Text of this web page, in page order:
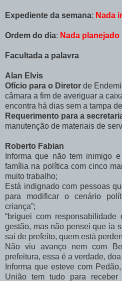
Expediente da semana: Nada
Ordem do dia: Nada planejado
Facultada a palavra
Alan Elvis
Ofício para o Diretor de
câmara a fim de averiguar a
encontra há dias sem a tampa
Requerimento para a
manutenção de materiais de
Roberto Fabian
Informa que não tem inimigo
família na política com cinco
muito trabalho;
Está indignado com pessoas
para modificar o cenário
criança”;
“briguei com
gestão, mas não pensei que ia
sai de prefeito, quem está
Não viu avanço nem com
prefeitura, essa é a verdade,
Informa que esteve com
União tem tudo para